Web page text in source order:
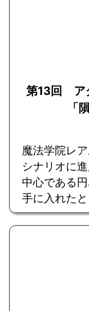
第13回 ア
「
魔法学院レ
シナリオに
中心である
手に入れたと